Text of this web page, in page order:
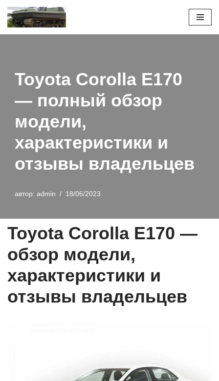
Перейти
Toyota Corolla E170
— полный обзор
модели,
характеристики и
отзывы владельцев
автор: admin 18/06/2023
Toyota Corolla E170 —
обзор модели,
характеристики и
отзывы владельцев